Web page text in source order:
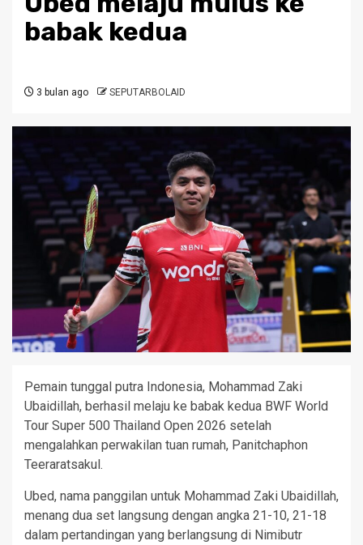
babak kedua
3 bulan ago SEPUTARBOLAID
Pemain tunggal putra Indonesia, Mohammad Zaki
Ubaidillah, berhasil melaju ke babak kedua BWF World
Tour Super 500 Thailand Open 2026 setelah
mengalahkan perwakilan tuan rumah, Panitchaphon
Teeraratsakul.
Ubed, nama panggilan untuk Mohammad Zaki Ubaidillah,
menang dua set langsung dengan angka 21-10, 21-18
dalam pertandingan yang berlangsung di Nimibutr